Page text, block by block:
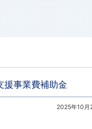
援事業費補助金
2025年10月